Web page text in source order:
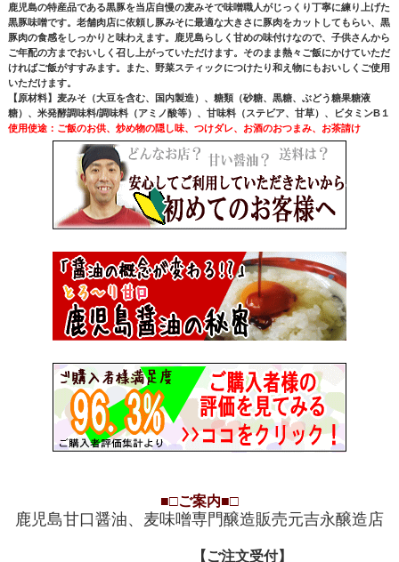
鹿児島の特産品である黒豚を当店自慢の麦みそで味噌職人がじっくり丁寧に練り上げた
黒豚味噌です。老舗肉店に依頼し豚みそに最適な大きさに豚肉をカットしてもらい、黒
豚肉の食感をしっかりと味わえます。鹿児島らしく甘めの味付けなので、子供さんから
ご年配の方までおいしく召し上がっていただけます。そのまま熱々ご飯にかけていただ
ければご飯がすすみます。また、野菜スティックにつけたり和え物にもおいしくご使用
いただけます。
【原材料】麦みそ（大豆を含む、国内製造）、糖類（砂糖、黒糖、ぶどう糖果糖液
糖）、米発酵調味料/調味料（アミノ酸等）、甘味料（ステビア、甘草）、ビタミンB１
使用使途：ご飯のお供、炒め物の隠し味、つけダレ、お酒のおつまみ、お茶請け
■□ご案内■□
鹿児島甘口醤油、麦味噌専門醸造販売元吉永醸造店
【ご注文受付】